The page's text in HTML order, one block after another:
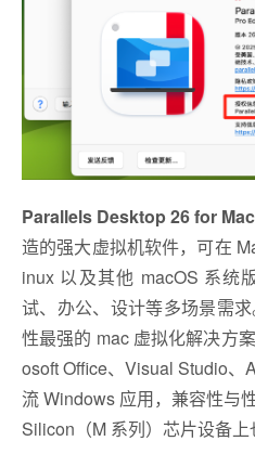
Parallels Desktop 26 for Mac
造的强大虚拟机软件，可在
inux 以及其他 macOS 系统
试、办公、设计等多场景需
性最强的 mac 虚拟化解决方
osoft Office、Visual Studio
流 Windows 应用，兼容性与
Silicon（M 系列）芯片设备上